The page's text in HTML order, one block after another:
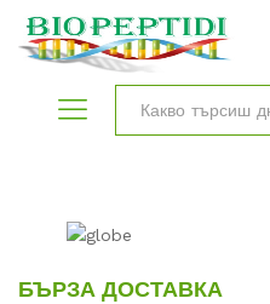
БЪРЗА ДОСТАВКА